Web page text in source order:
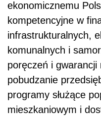
ekonomicznemu
kompetencyjne w
infrastrukturalnych,
komunalnych i
poręczeń i gwarancji
pobudzanie
programy służące
mieszkaniowym i